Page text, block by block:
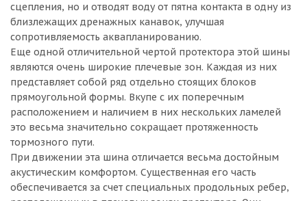
сцепления, но и отводят воду от пятна контакта в одну из
близлежащих дренажных канавок, улучшая
сопротивляемость аквапланированию.
Еще одной отличительной чертой протектора этой шины
являются очень широкие плечевые зон. Каждая из них
представляет собой ряд отдельно стоящих блоков
прямоугольной формы. Вкупе с их поперечным
расположением и наличием в них нескольких ламелей
это весьма значительно сокращает протяженность
тормозного пути.
При движении эта шина отличается весьма достойным
акустическим комфортом. Существенная его часть
обеспечивается за счет специальных продольных ребер,